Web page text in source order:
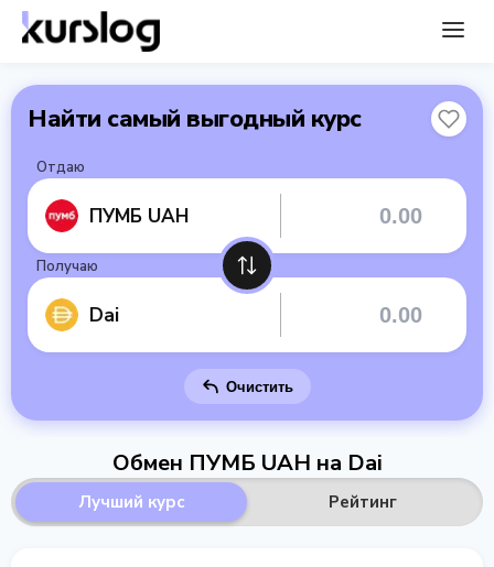
Найти самый выгодный курс
Отдаю
ПУМБ UAH
Получаю
Dai
Очистить
Обмен ПУМБ UAH на Dai
Лучший курс Рейтинг